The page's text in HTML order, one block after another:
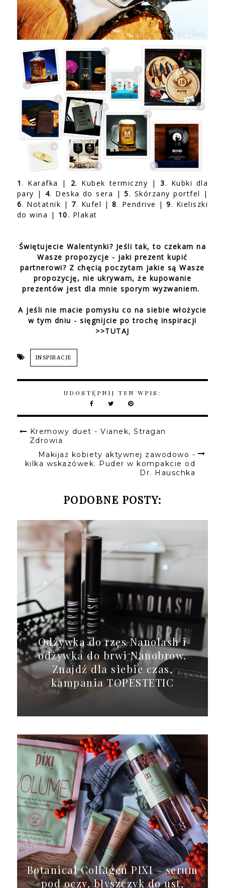
1 . Karafka | 2. Kubek termiczny |3. Kubki dla
pary | 4. Deska do sera | 5. Skórzany portfel |
6. Notatnik | 7. Kufel | 8. Pendrive | 9. Kieliszki
do wina | 10. Plakat
Świętujecie Walentynki? Jeśli tak, to czekam na
Wasze propozycje - jaki prezent kupić
partnerowi? Z chęcią poczytam jakie są Wasze
propozycję, nie ukrywam, że kupowanie
prezentów jest dla mnie sporym wyzwaniem.
A jeśli nie macie pomysłu co na siebie włożycie
w tym dniu - sięgnijcie po trochę inspiracji
>>TUTAJ
INSPIRACJE
UDOSTĘPNIJ TEN WPIS:
Kremowy duet - Vianek, Stragan
Zdrowia
Makijaż kobiety aktywnej zawodowo -
kilka wskazówek. Puder w kompakcie od
Dr. Hauschka
PODOBNE POSTY:
Odżywka do rzęs Nanolash i
odżywka do brwi Nanobrow.
Znajdź dla siebie czas,
kampania TOPESTETIC
Botanical Collagen PIXI – serum
pod oczy, błyszczyk do ust,